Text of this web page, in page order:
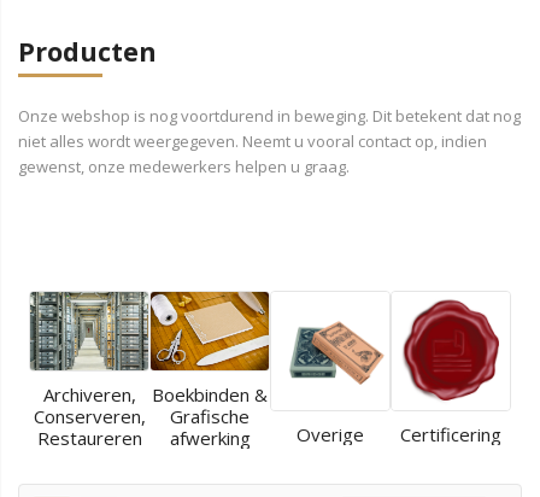
Producten
Onze webshop is nog voortdurend in beweging. Dit betekent dat nog
niet alles wordt weergegeven. Neemt u vooral contact op, indien
gewenst, onze medewerkers helpen u graag.
Archiveren,
Conserveren,
Restaureren
Boekbinden &
Grafische
afwerking
Overige Certificering